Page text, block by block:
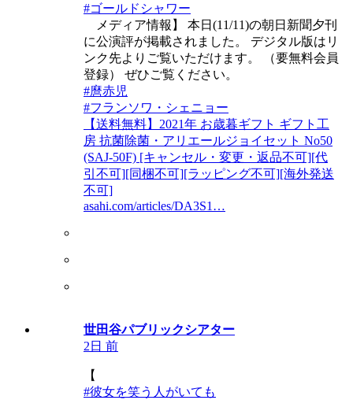
#ゴールドシャワー
メディア情報】 本日(11/11)の朝日新聞夕刊
に公演評が掲載されました。 デジタル版はリ
ンク先よりご覧いただけます。 （要無料会員
登録） ぜひご覧ください。
#麿赤児
#フランソワ・シェニョー
【送料無料】2021年 お歳暮ギフト ギフト工
房 抗菌除菌・アリエールジョイセット No50
(SAJ-50F) [キャンセル・変更・返品不可][代
引不可][同梱不可][ラッピング不可][海外発送
不可]
asahi.com/articles/DA3S1…
世田谷パブリックシアター
2日 前
【
#彼女を笑う人がいても